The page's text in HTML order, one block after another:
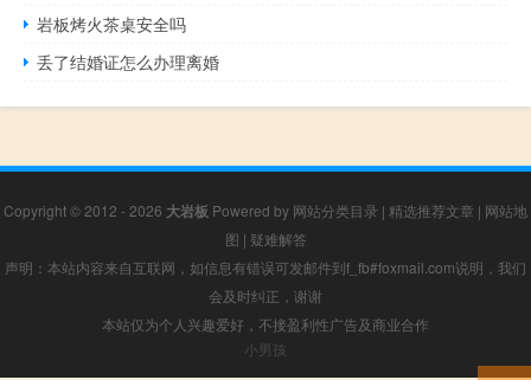
岩板烤火茶桌安全吗
丢了结婚证怎么办理离婚
Copyright © 2012 - 2026 大岩板 Powered by 网站分类目录 | 精选推荐文章 | 网站地
图 | 疑难解答
声明：本站内容来自互联网，如信息有错误可发邮件到f_fb#foxmail.com说明，我们
会及时纠正，谢谢
本站仅为个人兴趣爱好，不接盈利性广告及商业合作
小男孩